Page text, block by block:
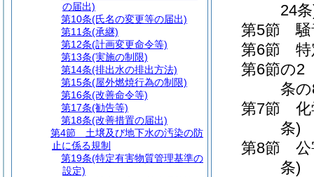
24
第5節
第6節
第6節の2
条
第7節
条)
第8節
条)
の届出)
第10条(氏名の変更等の届出)
第11条(承継)
第12条(計画変更命令等)
第13条(実施の制限)
第14条(排出水の排出方法)
第15条(屋外燃焼行為の制限)
第16条(改善命令等)
第17条(勧告等)
第18条(改善措置の届出)
第4節
土壌及び地下水の汚染の防
止に係る規制
第19条(特定有害物質管理基準の
設定)